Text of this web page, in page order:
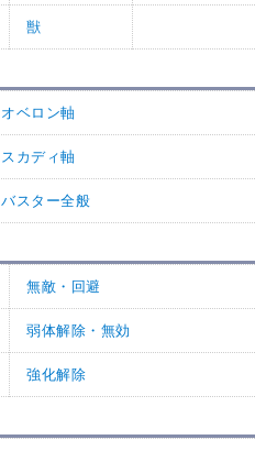
獣
オベロン軸
スカディ軸
バスター全般
無敵・回避
弱体解除・無効
強化解除